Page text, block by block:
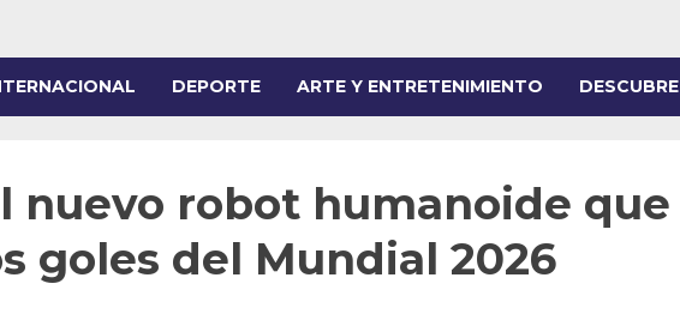
DEPORTE ARTE Y ENTRETENIMIENTO DESCUBRE
nuevo robot humanoide que
goles del Mundial 2026